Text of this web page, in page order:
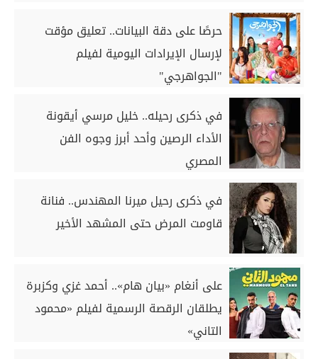
حرصًا على دقة البيانات.. تعليق مؤقت
لإرسال الإيرادات اليومية لفيلم
"الجواهرجي"
في ذكرى رحيله.. خليل مرسي أيقونة
الأداء الرصين وأحد أبرز وجوه الفن
المصري
في ذكرى رحيل ميرنا المهندس.. فنانة
قاومت المرض حتى المشهد الأخير
على أنغام «بيان هام».. أحمد غزي وكزبرة
يطلقان الرقصة الرسمية لفيلم «محمود
التاني»